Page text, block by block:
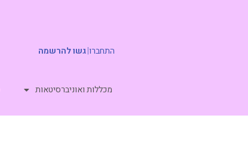
התחברו|גשו להרשמה
מכללות ואוניברסיטאות